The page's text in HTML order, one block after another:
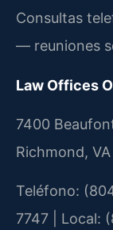
Consultas
— reuniones
Law Offices
7400
Richmond,
Teléfono:
7747 | Local: